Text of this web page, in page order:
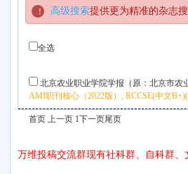
高级搜索提供更为精准的杂志
全选
北京农业职业学院学报（原：北京市
AMI职刊核心（2022版）, RCCSE(中文
首页 上一页 1下一页尾页
万维投稿交流群现有社科群、自科群